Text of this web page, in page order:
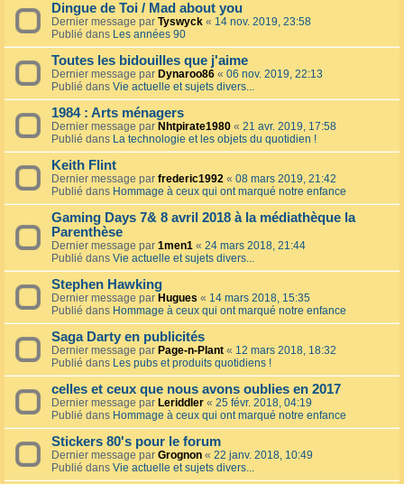
Dingue de Toi / Mad about you
Dernier message par Tyswyck « 14 nov. 2019, 23:58
Publié dans Les années 90
Toutes les bidouilles que j'aime
Dernier message par Dynaroo86 « 06 nov. 2019, 22:13
Publié dans Vie actuelle et sujets divers...
1984 : Arts ménagers
Dernier message par Nhtpirate1980 « 21 avr. 2019, 17:58
Publié dans La technologie et les objets du quotidien !
Keith Flint
Dernier message par frederic1992 « 08 mars 2019, 21:42
Publié dans Hommage à ceux qui ont marqué notre enfance
Gaming Days 7& 8 avril 2018 à la médiathèque la
Parenthèse
Dernier message par 1men1 « 24 mars 2018, 21:44
Publié dans Vie actuelle et sujets divers...
Stephen Hawking
Dernier message par Hugues « 14 mars 2018, 15:35
Publié dans Hommage à ceux qui ont marqué notre enfance
Saga Darty en publicités
Dernier message par Page-n-Plant « 12 mars 2018, 18:32
Publié dans Les pubs et produits quotidiens !
celles et ceux que nous avons oublies en 2017
Dernier message par Leriddler « 25 févr. 2018, 04:19
Publié dans Hommage à ceux qui ont marqué notre enfance
Stickers 80's pour le forum
Dernier message par Grognon « 22 janv. 2018, 10:49
Publié dans Vie actuelle et sujets divers...